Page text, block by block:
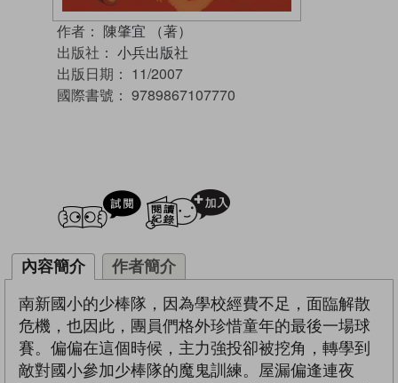
作者： 陳肇宜 （著）
出版社： 小兵出版社
出版日期： 11/2007
國際書號： 9789867107770
試閲
內容簡介 作者簡介
南新國小的少棒隊，因為學校經費不足，面臨解散
危機，也因此，團員們格外珍惜童年的最後一場球
賽。偏偏在這個時候，主力強投卻被挖角，轉學到
敵對國小參加少棒隊的魔鬼訓練。屋漏偏逢連夜